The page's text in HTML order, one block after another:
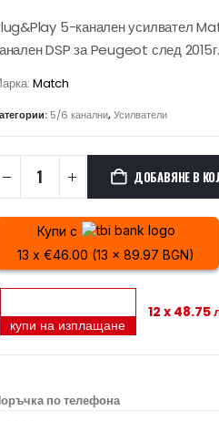
5-канален усилвател
DSP за Peugeot след 2015г.
Match
5/6 канални,Усилватели
ДОБАВЯНЕ В
Купи с
13 x €46.00 (13 x 89.97 BGN)
купи на изплащане
12 x 48.75
по телефона